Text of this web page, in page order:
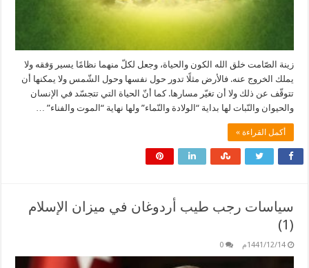
زينة الصّامت خلق الله الكون والحياة، وجعل لكلّ منهما نظامًا يسير وَفقه ولا
يملك الخروج عنه. فالأرض مثلًا تدور حول نفسها وحول الشّمس ولا يمكنها أن
تتوقّف عن ذلك ولا أن تغيّر مسارها. كما أنّ الحياة التي تتجسّد في الإنسان
والحيوان والنّبات لها بداية “الولادة والنّماء” ولها نهاية “الموت والفناء” …
أكمل القراءة »
سياسات رجب طيب أردوغان في ميزان الإسلام
(1)
1441/12/14م 0